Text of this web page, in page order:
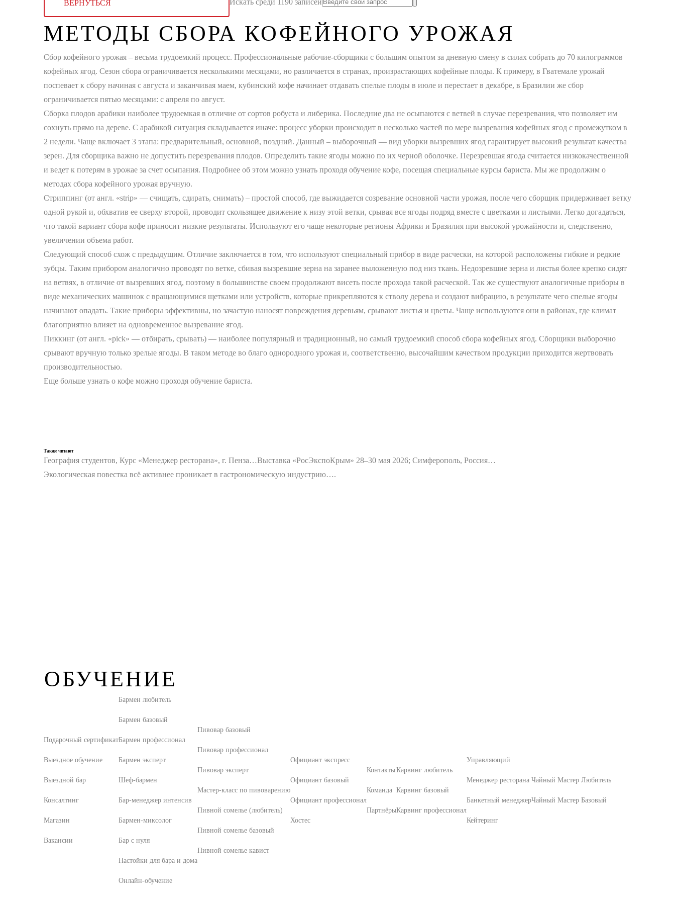
ВЕРНУТЬСЯ
МЕТОДЫ СБОРА КОФЕЙНОГО УРОЖАЯ
Сбор кофейного урожая – весьма трудоемкий процесс. Профессиональные рабочие-сборщики с большим опытом за дневную смену в силах собрать до 70 килограммов
кофейных ягод. Сезон сбора ограничивается несколькими месяцами, но различается в странах, произрастающих кофейные плоды. К примеру, в Гватемале урожай
поспевает к сбору начиная с августа и заканчивая маем, кубинский кофе начинает отдавать спелые плоды в июле и перестает в декабре, в Бразилии же сбор
ограничивается пятью месяцами: с апреля по август.
Сборка плодов арабики наиболее трудоемкая в отличие от сортов робуста и либерика. Последние два не осыпаются с ветвей в случае перезревания, что позволяет им
сохнуть прямо на дереве. С арабикой ситуация складывается иначе: процесс уборки происходит в несколько частей по мере вызревания кофейных ягод с промежутком в
2 недели. Чаще включает 3 этапа: предварительный, основной, поздний. Данный – выборочный — вид уборки вызревших ягод гарантирует высокий результат качества
зерен. Для сборщика важно не допустить перезревания плодов. Определить такие ягоды можно по их черной оболочке. Перезревшая ягода считается низкокачественной
и ведет к потерям в урожае за счет осыпания. Подробнее об этом можно узнать проходя обучение кофе, посещая специальные курсы бариста. Мы же продолжим о
методах сбора кофейного урожая вручную.
Стриппинг (от англ. «strip» — счищать, сдирать, снимать) – простой способ, где выжидается созревание основной части урожая, после чего сборщик придерживает ветку
одной рукой и, обхватив ее сверху второй, проводит скользящее движение к низу этой ветки, срывая все ягоды подряд вместе с цветками и листьями. Легко догадаться,
что такой вариант сбора кофе приносит низкие результаты. Используют его чаще некоторые регионы Африки и Бразилия при высокой урожайности и, следственно,
увеличении объема работ.
Следующий способ схож с предыдущим. Отличие заключается в том, что используют специальный прибор в виде расчески, на которой расположены гибкие и редкие
зубцы. Таким прибором аналогично проводят по ветке, сбивая вызревшие зерна на заранее выложенную под низ ткань. Недозревшие зерна и листья более крепко сидят
на ветвях, в отличие от вызревших ягод, поэтому в большинстве своем продолжают висеть после прохода такой расческой. Так же существуют аналогичные приборы в
виде механических машинок с вращающимися щетками или устройств, которые прикрепляются к стволу дерева и создают вибрацию, в результате чего спелые ягоды
начинают опадать. Такие приборы эффективны, но зачастую наносят повреждения деревьям, срывают листья и цветы. Чаще используются они в районах, где климат
благоприятно влияет на одновременное вызревание ягод.
Пиккинг (от англ. «pick» — отбирать, срывать) — наиболее популярный и традиционный, но самый трудоемкий способ сбора кофейных ягод. Сборщики выборочно
срывают вручную только зрелые ягоды. В таком методе во благо однородного урожая и, соответственно, высочайшим качеством продукции приходится жертвовать
производительностью.
Еще больше узнать о кофе можно проходя обучение бариста.
Также читают
География студентов, Курс «Менеджер ресторана», г. Пенза…Выставка «РосЭкспоКрым» 28–30 мая 2026; Симферополь, Россия…
Экологическая повестка всё активнее проникает в гастрономическую индустрию….
ОБУЧЕНИЕ
Подарочный сертификат
Выездное обучение
Выездной бар
Консалтинг
Магазин
Вакансии
Бармен любитель
Бармен базовый
Бармен профессионал
Бармен эксперт
Шеф-бармен
Бар-менеджер интенсив
Бармен-миксолог
Бар с нуля
Настойки для бара и дома
Онлайн-обучение
Пивовар базовый
Пивовар профессионал
Пивовар эксперт
Мастер-класс по пивоварению
Пивной сомелье (любитель)
Пивной сомелье базовый
Пивной сомелье кавист
Официант экспресс
Официант базовый
Официант профессионал
Хостес
Контакты
Команда
Партнёры
Карвинг любитель
Карвинг базовый
Карвинг профессионал
Управляющий
Менеджер ресторана
Банкетный менеджер
Кейтеринг
Чайный Мастер Любитель
Чайный Мастер Базовый